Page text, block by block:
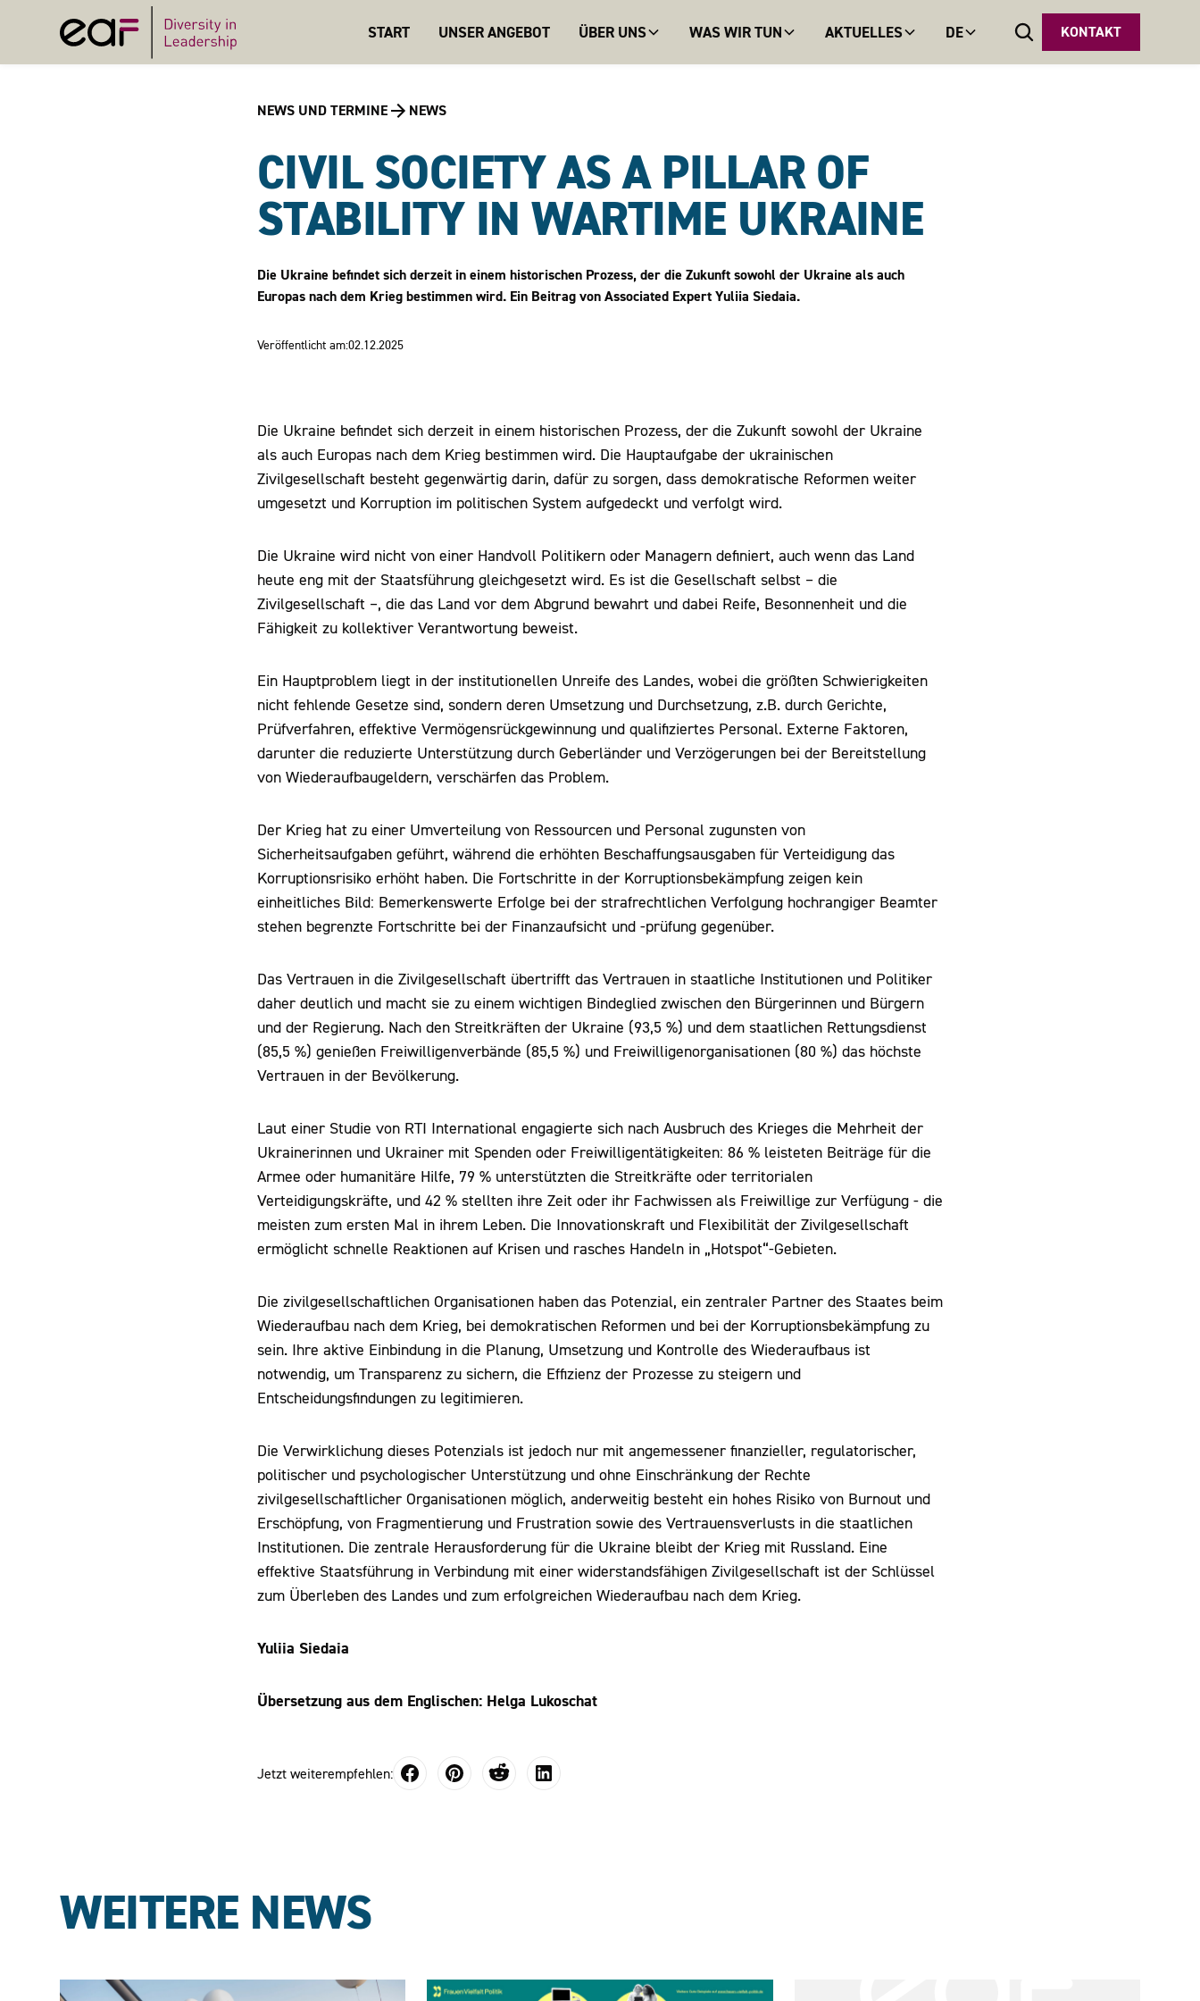
START UNSER ANGEBOT ÜBER UNS WAS WIR TUN AKTUELLES DE KONTAKT
NEWS UND TERMINE NEWS
CIVIL SOCIETY AS A PILLAR OF
STABILITY IN WARTIME UKRAINE
Die Ukraine befindet sich derzeit in einem historischen Prozess, der die Zukunft sowohl der Ukraine als auch
Europas nach dem Krieg bestimmen wird. Ein Beitrag von Associated Expert Yuliia Siedaia.
Veröffentlicht am:02.12.2025
Die Ukraine befindet sich derzeit in einem historischen Prozess, der die Zukunft sowohl der Ukraine
als auch Europas nach dem Krieg bestimmen wird. Die Hauptaufgabe der ukrainischen
Zivilgesellschaft besteht gegenwärtig darin, dafür zu sorgen, dass demokratische Reformen weiter
umgesetzt und Korruption im politischen System aufgedeckt und verfolgt wird.
Die Ukraine wird nicht von einer Handvoll Politikern oder Managern definiert, auch wenn das Land
heute eng mit der Staatsführung gleichgesetzt wird. Es ist die Gesellschaft selbst – die
Zivilgesellschaft –, die das Land vor dem Abgrund bewahrt und dabei Reife, Besonnenheit und die
Fähigkeit zu kollektiver Verantwortung beweist.
Ein Hauptproblem liegt in der institutionellen Unreife des Landes, wobei die größten Schwierigkeiten
nicht fehlende Gesetze sind, sondern deren Umsetzung und Durchsetzung, z.B. durch Gerichte,
Prüfverfahren, effektive Vermögensrückgewinnung und qualifiziertes Personal. Externe Faktoren,
darunter die reduzierte Unterstützung durch Geberländer und Verzögerungen bei der Bereitstellung
von Wiederaufbaugeldern, verschärfen das Problem.
Der Krieg hat zu einer Umverteilung von Ressourcen und Personal zugunsten von
Sicherheitsaufgaben geführt, während die erhöhten Beschaffungsausgaben für Verteidigung das
Korruptionsrisiko erhöht haben. Die Fortschritte in der Korruptionsbekämpfung zeigen kein
einheitliches Bild: Bemerkenswerte Erfolge bei der strafrechtlichen Verfolgung hochrangiger Beamter
stehen begrenzte Fortschritte bei der Finanzaufsicht und -prüfung gegenüber.
Das Vertrauen in die Zivilgesellschaft übertrifft das Vertrauen in staatliche Institutionen und Politiker
daher deutlich und macht sie zu einem wichtigen Bindeglied zwischen den Bürgerinnen und Bürgern
und der Regierung. Nach den Streitkräften der Ukraine (93,5 %) und dem staatlichen Rettungsdienst
(85,5 %) genießen Freiwilligenverbände (85,5 %) und Freiwilligenorganisationen (80 %) das höchste
Vertrauen in der Bevölkerung.
Laut einer Studie von RTI International engagierte sich nach Ausbruch des Krieges die Mehrheit der
Ukrainerinnen und Ukrainer mit Spenden oder Freiwilligentätigkeiten: 86 % leisteten Beiträge für die
Armee oder humanitäre Hilfe, 79 % unterstützten die Streitkräfte oder territorialen
Verteidigungskräfte, und 42 % stellten ihre Zeit oder ihr Fachwissen als Freiwillige zur Verfügung - die
meisten zum ersten Mal in ihrem Leben. Die Innovationskraft und Flexibilität der Zivilgesellschaft
ermöglicht schnelle Reaktionen auf Krisen und rasches Handeln in „Hotspot“-Gebieten.
Die zivilgesellschaftlichen Organisationen haben das Potenzial, ein zentraler Partner des Staates beim
Wiederaufbau nach dem Krieg, bei demokratischen Reformen und bei der Korruptionsbekämpfung zu
sein. Ihre aktive Einbindung in die Planung, Umsetzung und Kontrolle des Wiederaufbaus ist
notwendig, um Transparenz zu sichern, die Effizienz der Prozesse zu steigern und
Entscheidungsfindungen zu legitimieren.
Die Verwirklichung dieses Potenzials ist jedoch nur mit angemessener finanzieller, regulatorischer,
politischer und psychologischer Unterstützung und ohne Einschränkung der Rechte
zivilgesellschaftlicher Organisationen möglich, anderweitig besteht ein hohes Risiko von Burnout und
Erschöpfung, von Fragmentierung und Frustration sowie des Vertrauensverlusts in die staatlichen
Institutionen. Die zentrale Herausforderung für die Ukraine bleibt der Krieg mit Russland. Eine
effektive Staatsführung in Verbindung mit einer widerstandsfähigen Zivilgesellschaft ist der Schlüssel
zum Überleben des Landes und zum erfolgreichen Wiederaufbau nach dem Krieg.
Yuliia Siedaia
Übersetzung aus dem Englischen: Helga Lukoschat
Jetzt weiterempfehlen:
WEITERE NEWS